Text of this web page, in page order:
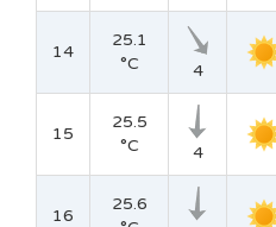
14
25.1
°C
4
15
25.5
°C
4
16
25.6